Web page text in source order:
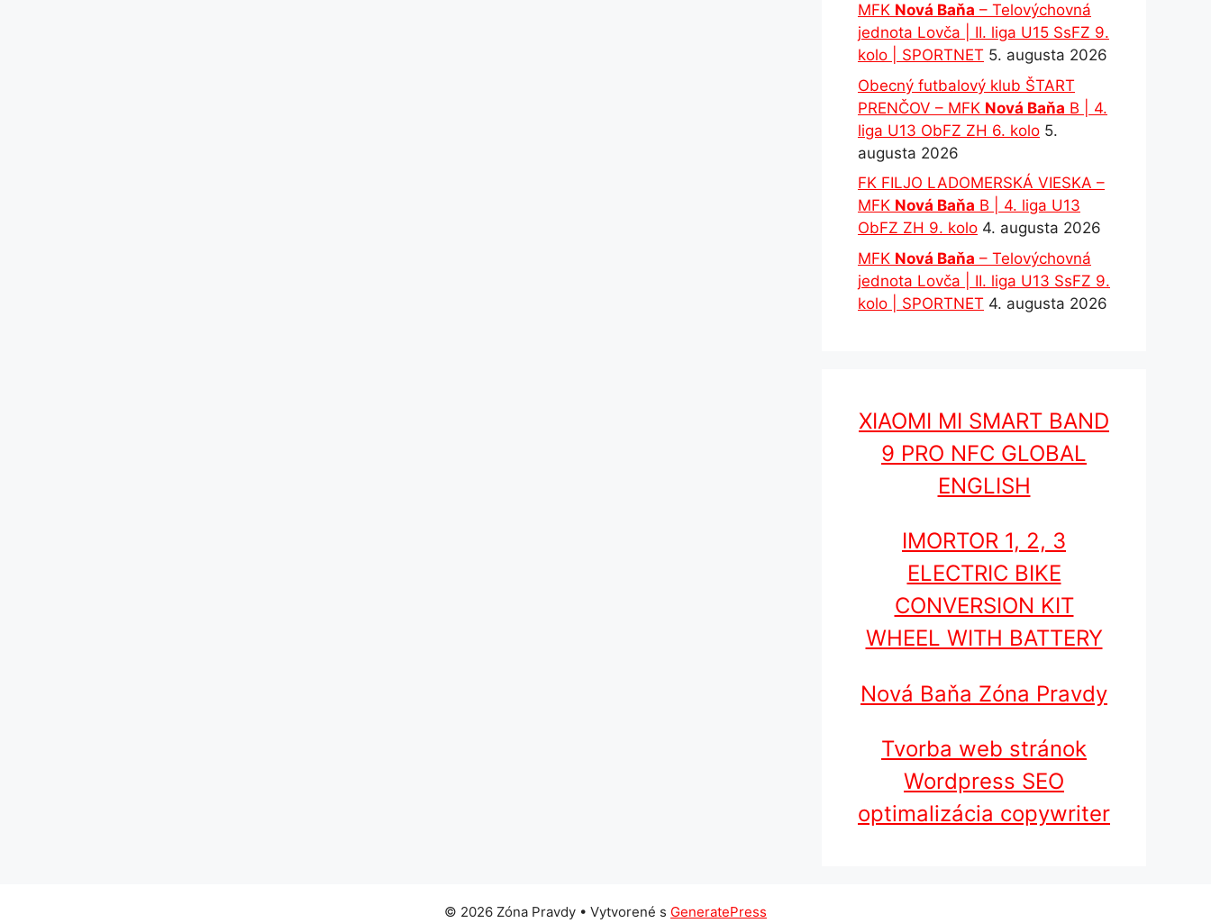
MFK Nová Baňa – Telovýchovná
jednota Lovča | II. liga U15 SsFZ 9.
kolo | SPORTNET 5. augusta 2026
Obecný futbalový klub ŠTART
PRENČOV – MFK Nová Baňa B | 4.
liga U13 ObFZ ZH 6. kolo 5.
augusta 2026
FK FILJO LADOMERSKÁ VIESKA –
MFK Nová Baňa B | 4. liga U13
ObFZ ZH 9. kolo 4. augusta 2026
MFK Nová Baňa – Telovýchovná
jednota Lovča | II. liga U13 SsFZ 9.
kolo | SPORTNET 4. augusta 2026
XIAOMI MI SMART BAND
9 PRO NFC GLOBAL
ENGLISH
IMORTOR 1, 2, 3
ELECTRIC BIKE
CONVERSION KIT
WHEEL WITH BATTERY
Nová Baňa Zóna Pravdy
Tvorba web stránok
Wordpress SEO
optimalizácia copywriter
© 2026 Zóna Pravdy • Vytvorené s GeneratePress